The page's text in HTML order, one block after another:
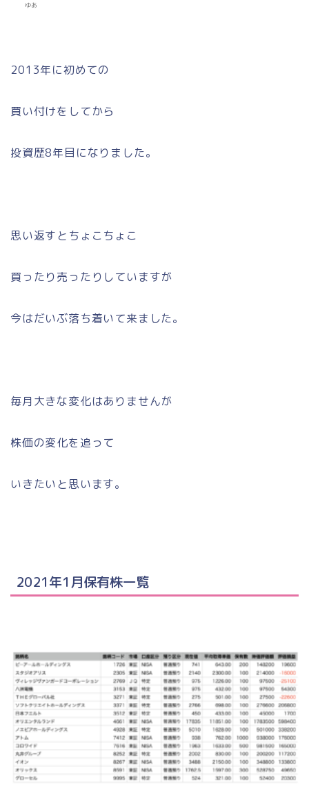
ゆあ
2013年に初めての
買い付けをしてから
投資歴8年目になりました。
思い返すとちょこちょこ
買ったり売ったりしていますが
今はだいぶ落ち着いて来ました。
毎月大きな変化はありませんが
株価の変化を追って
いきたいと思います。
2021年1月保有株一覧